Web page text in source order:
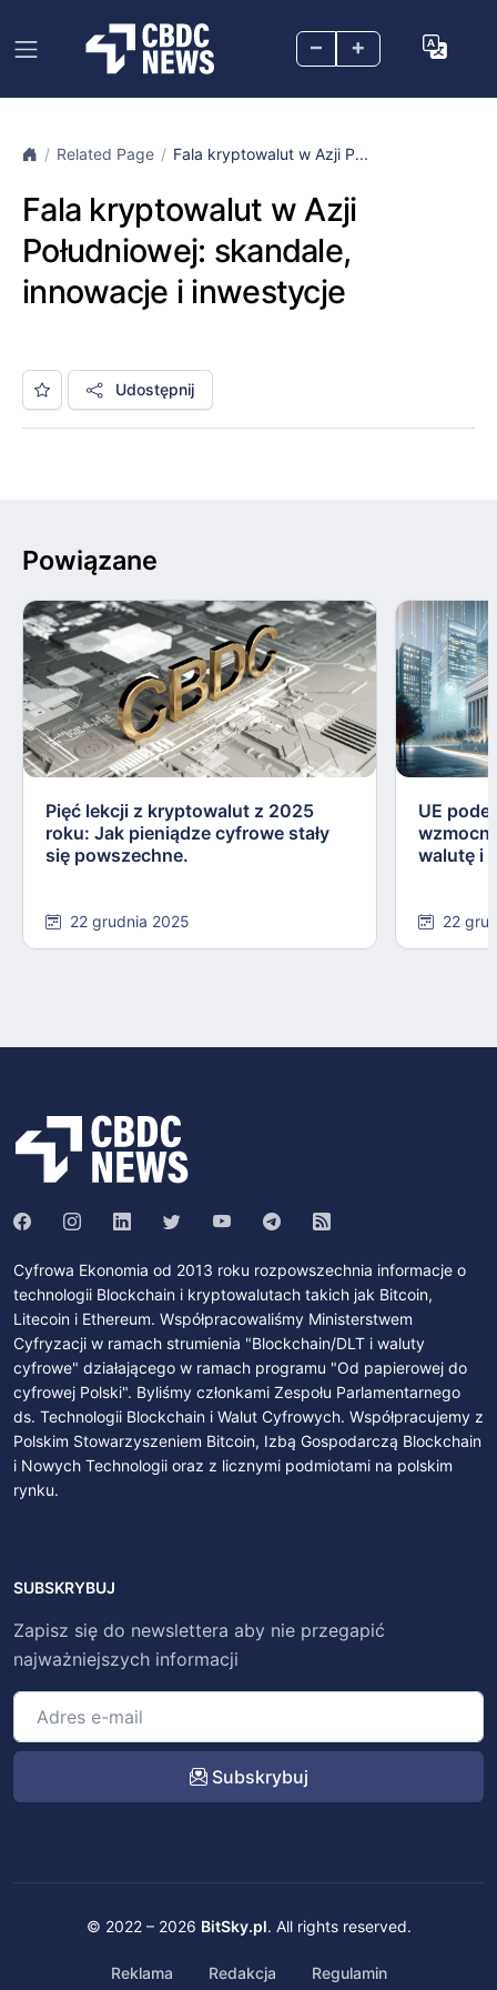
– +
Related Page Fala kryptowalut w Azji P...
Fala kryptowalut w Azji
Południowej: skandale,
innowacje i inwestycje
Udostępnij
Powiązane
Pięć lekcji z kryptowalut z 2025
roku: Jak pieniądze cyfrowe stały
się powszechne.
22 grudnia 2025
UE
walutę i
22
Cyfrowa Ekonomia od 2013 roku rozpowszechnia informacje o
technologii Blockchain i kryptowalutach takich jak Bitcoin,
Litecoin i Ethereum. Współpracowaliśmy Ministerstwem
Cyfryzacji w ramach strumienia "Blockchain/DLT i waluty
cyfrowe" działającego w ramach programu "Od papierowej do
cyfrowej Polski". Byliśmy członkami Zespołu Parlamentarnego
ds. Technologii Blockchain i Walut Cyfrowych. Współpracujemy z
Polskim Stowarzyszeniem Bitcoin, Izbą Gospodarczą Blockchain
i Nowych Technologii oraz z licznymi podmiotami na polskim
rynku.
SUBSKRYBUJ
Zapisz się do newslettera aby nie przegapić
najważniejszych informacji
Subskrybuj
© 2022 – 2026 BitSky.pl. All rights reserved.
Reklama Redakcja Regulamin